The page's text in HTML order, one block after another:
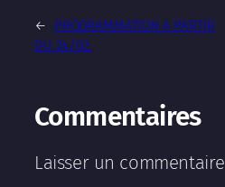
←
PROGRAMMATION A PARTIR
DU 24/02.
Commentaires
Laisser un commentaire